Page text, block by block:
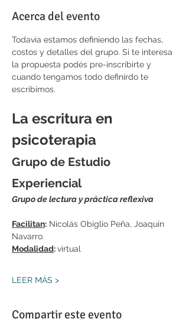
Acerca del evento
Todavía estamos definiendo las fechas,
costos y detalles del grupo. Si te interesa
la propuesta podés pre-inscribirte y
cuando tengamos todo definirdo te
escribimos.
La escritura en
psicoterapia
Grupo de Estudio
Experiencial
Grupo de lectura y práctica reflexiva
Facilitan: Nicolás Obiglio Peña, Joaquín
Navarro.
Modalidad: virtual
LEER MÁS >
Compartir este evento